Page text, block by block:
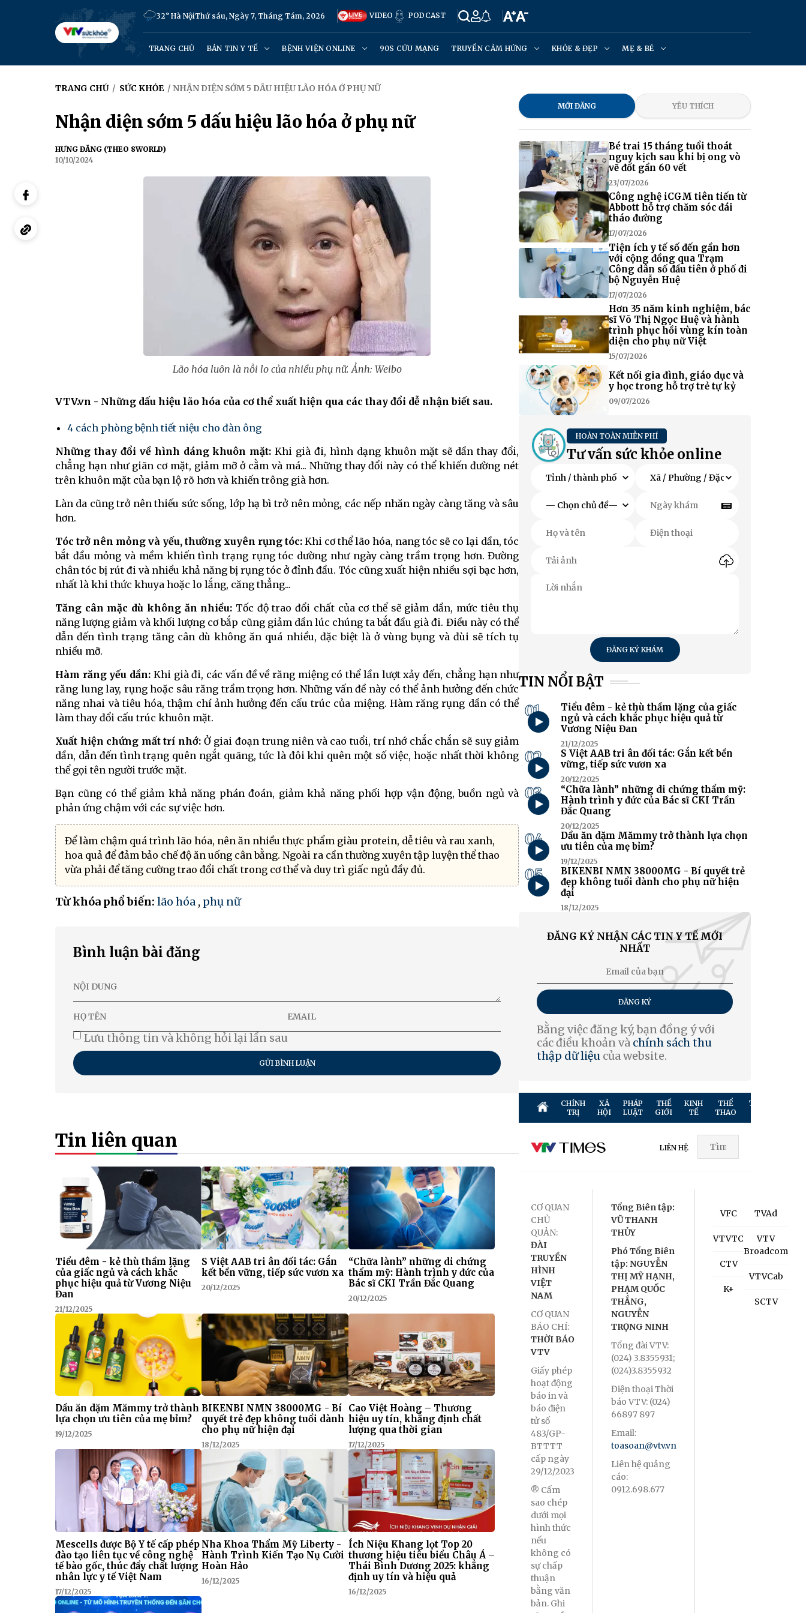
32° Hà NộiThứ sáu, Ngày 7, Tháng Tám, 2026 VIDEO PODCAST
TRANG CHỦ BẢN TIN Y TẾ BỆNH VIỆN ONLINE 90S CỨU MẠNG TRUYỀN CẢM HỨNG KHỎE & ĐẸP MẸ & BÉ
TRANG CHỦ / SỨC KHỎE / NHẬN DIỆN SỚM 5 DẤU HIỆU LÃO HÓA Ở PHỤ NỮ
Nhận diện sớm 5 dấu hiệu lão hóa ở phụ nữ
HƯNG ĐĂNG (THEO 8WORLD)
10/10/2024
Lão hóa luôn là nỗi lo của nhiều phụ nữ. Ảnh: Weibo
VTV.vn - Những dấu hiệu lão hóa của cơ thể xuất hiện qua các thay đổi dễ nhận biết sau.
4 cách phòng bệnh tiết niệu cho đàn ông
Những thay đổi về hình dáng khuôn mặt:Khi già đi, hình dạng khuôn mặt sẽ dần thay đổi,
chẳng hạn như giãn cơ mặt, giảm mỡ ở cằm và má... Những thay đổi này có thể khiến đường nét
trên khuôn mặt của bạn lộ rõ ​​hơn và khiến trông già hơn.
Làn da cũng trở nên thiếu sức sống, lớp hạ bì trở nên mỏng, các nếp nhăn ngày càng tăng và sâu
hơn.
Tóc trở nên mỏng và yếu, thường xuyên rụng tóc:Khi cơ thể lão hóa, nang tóc sẽ co lại dần, tóc
bắt đầu mỏng và mềm khiến tình trạng rụng tóc dường như ngày càng trầm trọng hơn. Đường
chân tóc bị rút đi và nhiều khả năng bị rụng tóc ở đỉnh đầu. Tóc cũng xuất hiện nhiều sợi bạc hơn,
nhất là khi thức khuya hoặc lo lắng, căng thẳng...
Tăng cân mặc dù không ăn nhiều: Tốc độ trao đổi chất của cơ thể sẽ giảm dần, mức tiêu thụ
năng lượng giảm và khối lượng cơ bắp cũng giảm dần lúc chúng ta bắt đầu già đi. Điều này có thể
dẫn đến tình trạng tăng cân dù không ăn quá nhiều, đặc biệt là ở vùng bụng và đùi sẽ tích tụ
nhiều mỡ.
Hàm răng yếu dần: Khi già đi, các vấn đề về răng miệng có thể lần lượt xảy đến, chẳng hạn như
răng lung lay, rụng hoặc sâu răng trầm trọng hơn. Những vấn đề này có thể ảnh hưởng đến chức
năng nhai và tiêu hóa, thậm chí ảnh hưởng đến cấu trúc của miệng. Hàm răng rụng dần có thể
làm thay đổi cấu trúc khuôn mặt.
Xuất hiện chứng mất trí nhớ: Ở giai đoạn trung niên và cao tuổi, trí nhớ chắc chắn sẽ suy giảm
dần, dẫn đến tình trạng quên ngắt quãng, tức là đôi khi quên một số việc, hoặc nhất thời không
thể gọi tên người trước mặt.
Bạn cũng có thể giảm khả năng phán đoán, giảm khả năng phối hợp vận động, buồn ngủ và
phản ứng chậm với các sự việc hơn.
Để làm chậm quá trình lão hóa, nên ăn nhiều thực phẩm giàu protein, dễ tiêu và rau xanh,
hoa quả để đảm bảo chế độ ăn uống cân bằng. Ngoài ra cần thường xuyên tập luyện thể thao
vừa phải để tăng cường trao đổi chất trong cơ thể và duy trì giấc ngủ đầy đủ.
Từ khóa phổ biến: lão hóa , phụ nữ
Bình luận bài đăng
Lưu thông tin và không hỏi lại lần sau
GỬI BÌNH LUẬN
Tin liên quan
Tiểu đêm - kẻ thù thầm lặng
của giấc ngủ và cách khắc
phục hiệu quả từ Vương Niệu
Đan
21/12/2025
S Việt AAB tri ân đối tác: Gắn
kết bền vững, tiếp sức vươn xa
20/12/2025
“Chữa lành” những di chứng
thẩm mỹ: Hành trình y đức của
Bác sĩ CKI Trần Đắc Quang
20/12/2025
Dầu ăn dặm Mămmy trở thành
lựa chọn ưu tiên của mẹ bỉm?
19/12/2025
BIKENBI NMN 38000MG - Bí
quyết trẻ đẹp không tuổi dành
cho phụ nữ hiện đại
18/12/2025
Cao Việt Hoàng – Thương
hiệu uy tín, khẳng định chất
lượng qua thời gian
17/12/2025
Mescells được Bộ Y tế cấp phép
đào tạo liên tục về công nghệ
tế bào gốc, thúc đẩy chất lượng
nhân lực y tế Việt Nam
17/12/2025
Nha Khoa Thẩm Mỹ Liberty -
Hành Trình Kiến Tạo Nụ Cười
Hoàn Hảo
16/12/2025
Ích Niệu Khang lọt Top 20
thương hiệu tiêu biểu Châu Á –
Thái Bình Dương 2025: khẳng
định uy tín và hiệu quả
16/12/2025
MỚI ĐĂNG YÊU THÍCH
Bé trai 15 tháng tuổi thoát
nguy kịch sau khi bị ong vò
vẽ đốt gần 60 vết
23/07/2026
Công nghệ iCGM tiên tiến từ
Abbott hỗ trợ chăm sóc đái
tháo đường
17/07/2026
Tiện ích y tế số đến gần hơn
với cộng đồng qua Trạm
Công dân số đầu tiên ở phố đi
bộ Nguyễn Huệ
17/07/2026
Hơn 35 năm kinh nghiệm, bác
sĩ Võ Thị Ngọc Huệ và hành
trình phục hồi vùng kín toàn
diện cho phụ nữ Việt
15/07/2026
Kết nối gia đình, giáo dục và
y học trong hỗ trợ trẻ tự kỷ
09/07/2026
HOÀN TOÀN MIỄN PHÍ
Tư vấn sức khỏe online
ĐĂNG KÝ KHÁM
TIN NỔI BẬT
01
Tiểu đêm - kẻ thù thầm lặng của giấc
ngủ và cách khắc phục hiệu quả từ
Vương Niệu Đan
21/12/2025
02
S Việt AAB tri ân đối tác: Gắn kết bền
vững, tiếp sức vươn xa
20/12/2025
03
“Chữa lành” những di chứng thẩm mỹ:
Hành trình y đức của Bác sĩ CKI Trần
Đắc Quang
20/12/2025
04
Dầu ăn dặm Mămmy trở thành lựa chọn
ưu tiên của mẹ bỉm?
19/12/2025
05
BIKENBI NMN 38000MG - Bí quyết trẻ
đẹp không tuổi dành cho phụ nữ hiện
đại
18/12/2025
ĐĂNG KÝ NHẬN CÁC TIN Y TẾ MỚI
NHẤT
ĐĂNG KÝ
Bằng việc đăng ký, bạn đồng ý với
các điều khoản và chính sách thu
thập dữ liệu của website.
CHÍNH
TRỊ
XÃ
HỘI
PHÁP
LUẬT
THẾ
GIỚI
KINH
TẾ
THỂ
THAO
TRUYỀN
LIÊN HỆ
CƠ QUAN
CHỦ
QUẢN:
ĐÀI
TRUYỀN
HÌNH
VIỆT
NAM
CƠ QUAN
BÁO CHÍ:
THỜI BÁO
VTV
Giấy phép
hoạt động
báo in và
báo điện
tử số
483/GP-
BTTTT
cấp ngày
29/12/2023
® Cấm
sao chép
dưới mọi
hình thức
nếu
không có
sự chấp
thuận
bằng văn
bản. Ghi
Tổng Biên tập:
VŨ THANH
THỦY
Phó Tổng Biên
tập: NGUYỄN
THỊ MỸ HẠNH,
PHẠM QUỐC
THẮNG,
NGUYỄN
TRỌNG NINH
Tổng đài VTV:
(024) 3.8355931;
(024)3.8355932
Điện thoại Thời
báo VTV: (024)
66897 897
Email:
toasoan@vtv.vn
Liên hệ quảng
cáo:
0912.698.677
VFC
VTVTC
CTV
K+
TVAd
VTV
Broadcom
VTVCab
SCTV